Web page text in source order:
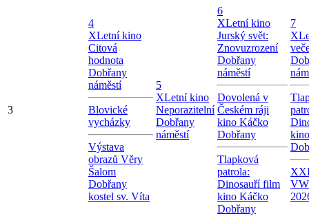
3
4
XLetní kino
Citová
hodnota
Dobřany
náměstí
Blovické
vycházky
Výstava
obrazů Věry
Šalom
Dobřany
kostel sv. Víta
5
XLetní kino
Neporazitelní
Dobřany
náměstí
6
XLetní kino
Jurský svět:
Znovuzrození
Dobřany
náměstí
Dovolená v
Českém ráji
kino Káčko
Dobřany
Tlapková
patrola:
Dinosauří film
kino Káčko
Dobřany
7
X